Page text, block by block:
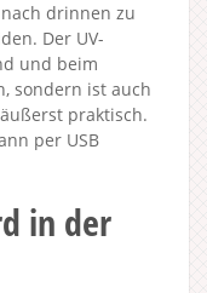
drinnen zu
Der UV-
und beim
sondern ist auch
praktisch.
per USB
in der